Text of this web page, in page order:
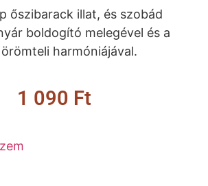
őszibarack illat, és szobád
boldogító melegével és a
harmóniájával.
1 090 Ft